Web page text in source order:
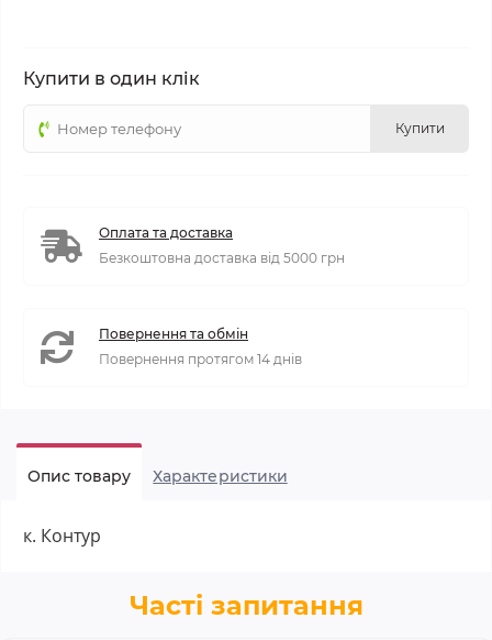
Купити в один клік
Купити
Оплата та доставка
Безкоштовна доставка від 5000 грн
Повернення та обмін
Повернення протягом 14 днів
Опис товару Характеристики
к. Контур
Часті запитання